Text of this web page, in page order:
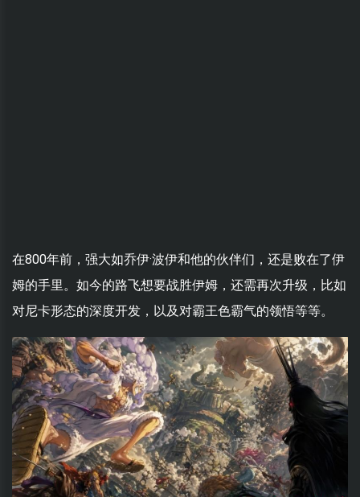
在800年前，强大如乔伊·波伊和他的伙伴们，还是败在了伊
姆的手里。如今的路飞想要战胜伊姆，还需再次升级，比如
对尼卡形态的深度开发，以及对霸王色霸气的领悟等等。